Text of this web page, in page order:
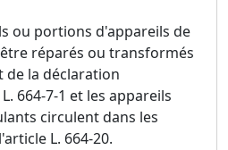
ou portions d'appareils de
réparés ou transformés
de la déclaration
664-7-1 et les appareils
circulent dans les
L. 664-20.